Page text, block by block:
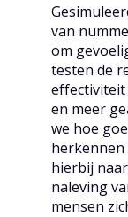
van
om
testen de
effectiviteit
en meer
we hoe
herkennen
hierbij
naleving
mensen